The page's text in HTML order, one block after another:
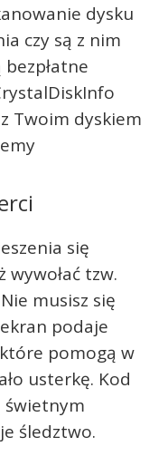
dysku
czy są z nim
Twoim dyskiem
się
tzw.
musisz się
podaje
pomogą w
usterkę. Kod
świetnym
śledztwo.